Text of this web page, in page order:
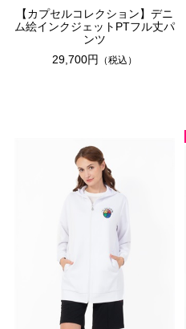
【カプセルコレクション】デニ
ム絵インクジェットPTフル丈パ
ンツ
29,700円
（税込）